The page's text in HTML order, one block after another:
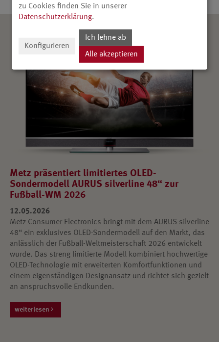
Metz präsentiert limitiertes OLED-
Sondermodell AURUS silverline 48“ zur
Fußball-WM 2026
12.05.2026
Metz Consumer Electronics bringt mit dem AURUS silverline
48“ ein exklusives OLED-Sondermodell auf den Markt, das
anlässlich der Fußball-Weltmeisterschaft 2026 entwickelt
wurde. Das streng limitierte Modell kombiniert hochwertige
OLED-Technologie mit erweiterten Komfortfunktionen und
einem eigenständigen Designansatz und richtet sich gezielt
an anspruchsvolle Endkunden.
weiterlesen
zu Cookies finden Sie in unserer
Datenschutzerklärung.
Konfigurieren
Ich lehne ab
Alle akzeptieren